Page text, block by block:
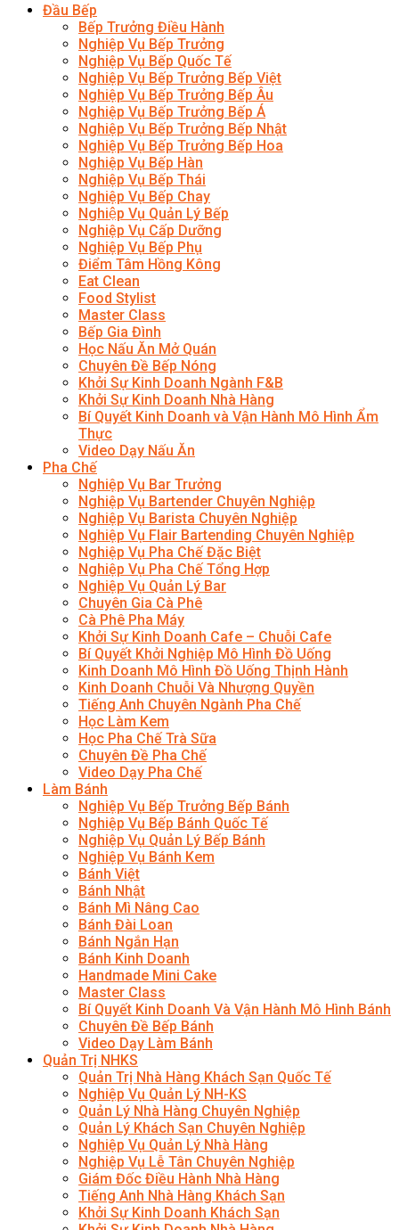
Đầu Bếp
Bếp Trưởng Điều Hành
Nghiệp Vụ Bếp Trưởng
Nghiệp Vụ Bếp Quốc Tế
Nghiệp Vụ Bếp Trưởng Bếp Việt
Nghiệp Vụ Bếp Trưởng Bếp Âu
Nghiệp Vụ Bếp Trưởng Bếp Á
Nghiệp Vụ Bếp Trưởng Bếp Nhật
Nghiệp Vụ Bếp Trưởng Bếp Hoa
Nghiệp Vụ Bếp Hàn
Nghiệp Vụ Bếp Thái
Nghiệp Vụ Bếp Chay
Nghiệp Vụ Quản Lý Bếp
Nghiệp Vụ Cấp Dưỡng
Nghiệp Vụ Bếp Phụ
Điểm Tâm Hồng Kông
Eat Clean
Food Stylist
Master Class
Bếp Gia Đình
Học Nấu Ăn Mở Quán
Chuyên Đề Bếp Nóng
Khởi Sự Kinh Doanh Ngành F&B
Khởi Sự Kinh Doanh Nhà Hàng
Bí Quyết Kinh Doanh và Vận Hành Mô Hình Ẩm
Thực
Video Dạy Nấu Ăn
Pha Chế
Nghiệp Vụ Bar Trưởng
Nghiệp Vụ Bartender Chuyên Nghiệp
Nghiệp Vụ Barista Chuyên Nghiệp
Nghiệp Vụ Flair Bartending Chuyên Nghiệp
Nghiệp Vụ Pha Chế Đặc Biệt
Nghiệp Vụ Pha Chế Tổng Hợp
Nghiệp Vụ Quản Lý Bar
Chuyên Gia Cà Phê
Cà Phê Pha Máy
Khởi Sự Kinh Doanh Cafe – Chuỗi Cafe
Bí Quyết Khởi Nghiệp Mô Hình Đồ Uống
Kinh Doanh Mô Hình Đồ Uống Thịnh Hành
Kinh Doanh Chuỗi Và Nhượng Quyền
Tiếng Anh Chuyên Ngành Pha Chế
Học Làm Kem
Học Pha Chế Trà Sữa
Chuyên Đề Pha Chế
Video Dạy Pha Chế
Làm Bánh
Nghiệp Vụ Bếp Trưởng Bếp Bánh
Nghiệp Vụ Bếp Bánh Quốc Tế
Nghiệp Vụ Quản Lý Bếp Bánh
Nghiệp Vụ Bánh Kem
Bánh Việt
Bánh Nhật
Bánh Mì Nâng Cao
Bánh Đài Loan
Bánh Ngắn Hạn
Bánh Kinh Doanh
Handmade Mini Cake
Master Class
Bí Quyết Kinh Doanh Và Vận Hành Mô Hình Bánh
Chuyên Đề Bếp Bánh
Video Dạy Làm Bánh
Quản Trị NHKS
Quản Trị Nhà Hàng Khách Sạn Quốc Tế
Nghiệp Vụ Quản Lý NH-KS
Quản Lý Nhà Hàng Chuyên Nghiệp
Quản Lý Khách Sạn Chuyên Nghiệp
Nghiệp Vụ Quản Lý Nhà Hàng
Nghiệp Vụ Lễ Tân Chuyên Nghiệp
Giám Đốc Điều Hành Nhà Hàng
Tiếng Anh Nhà Hàng Khách Sạn
Khởi Sự Kinh Doanh Khách Sạn